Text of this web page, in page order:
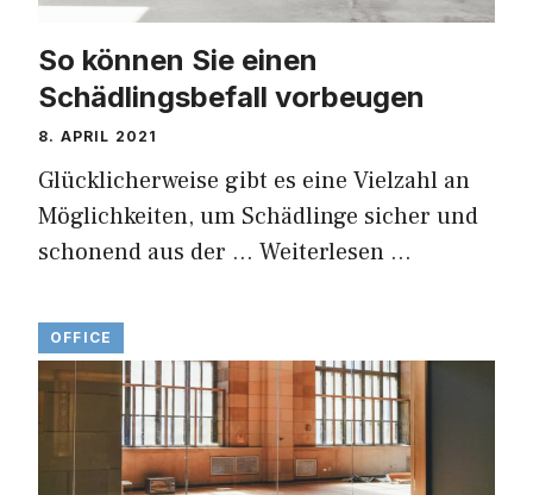
So können Sie einen
Schädlingsbefall vorbeugen
8. APRIL 2021
Glücklicherweise gibt es eine Vielzahl an
Möglichkeiten, um Schädlinge sicher und
schonend aus der … Weiterlesen …
OFFICE